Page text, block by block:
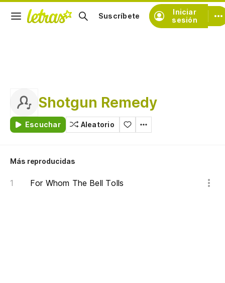
Iniciar
sesión
Suscríbete
Shotgun Remedy
Escuchar Aleatorio
Más reproducidas
For Whom The Bell Tolls